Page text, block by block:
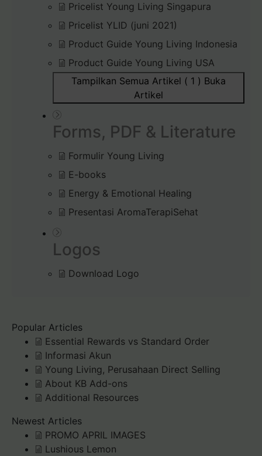
Pricelist Young Living Singapura
Pricelist YLID (juni 2021)
Product Guide Young Living Indonesia
Product Guide Young Living USA
Tampilkan Semua Artikel ( 1 ) Buka
Artikel
Forms, PDF & Literature
Formulir Young Living
E-books
Energy & Emotional Healing
Presentasi AromaTerapiSehat
Logos
Download Logo
Popular Articles
Essential Rewards vs Standard Order
Informasi Akun
Young Living, Perusahaan Direct Selling
About KB Add-ons
Additional Resources
Newest Articles
PROMO APRIL IMAGES
Lushious Lemon